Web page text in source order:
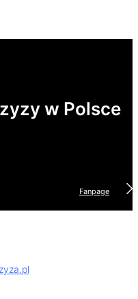
w Polsce
Fanpage